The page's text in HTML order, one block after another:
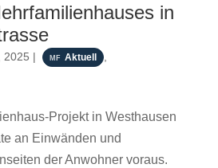
in
2025 | Aktuell ,
Projekt in Westhausen
an Einwänden und
der Anwohner voraus.